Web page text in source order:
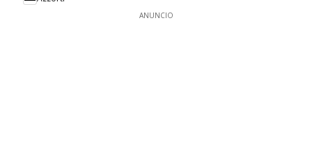
ANUNCIO